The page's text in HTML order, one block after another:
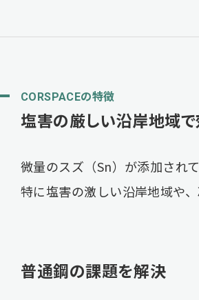
CORSPACEの特徴
塩害の厳しい沿岸地域
微量のスズ（Sn）が添加され
特に塩害の激しい沿岸地域や
普通鋼の課題を解決